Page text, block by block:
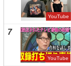
YouTube
7
YouTube